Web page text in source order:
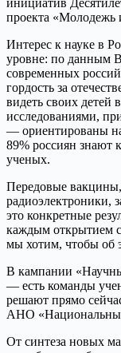
проекта «Молодежь
Интерес к науке в
уровне: по данным
современных
гордость за
видеть своих детей
исследованиями,
— ориентированы
89% россиян
ученых.
Передовые
радиоэлектроники,
это конкретные
каждым открытием
мы хотим, чтобы об
В кампании
— есть команды
решают прямо
АНО
От синтеза новых